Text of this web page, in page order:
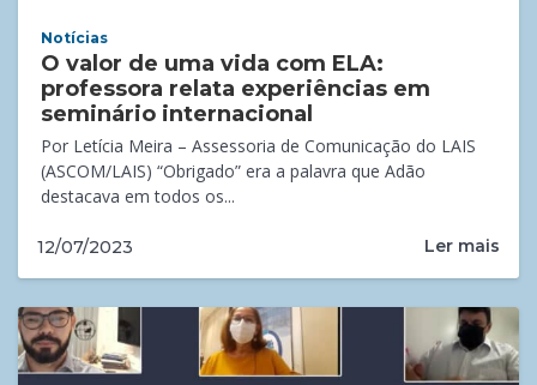
Notícias
O valor de uma vida com ELA:
professora relata experiências em
seminário internacional
Por Letícia Meira – Assessoria de Comunicação do LAIS
(ASCOM/LAIS) “Obrigado” era a palavra que Adão
destacava em todos os...
12/07/2023 Ler mais